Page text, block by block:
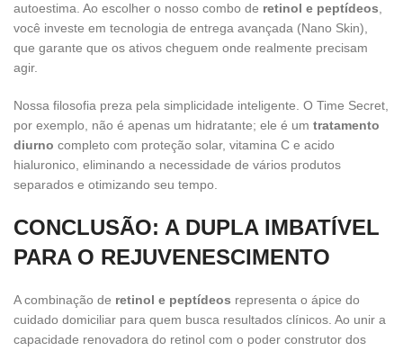
autoestima. Ao escolher o nosso combo de retinol e peptídeos,
você investe em tecnologia de entrega avançada (Nano Skin),
que garante que os ativos cheguem onde realmente precisam
agir.
Nossa filosofia preza pela simplicidade inteligente. O Time Secret,
por exemplo, não é apenas um hidratante; ele é um tratamento
diurno completo com proteção solar, vitamina C e acido
hialuronico, eliminando a necessidade de vários produtos
separados e otimizando seu tempo.
CONCLUSÃO: A DUPLA IMBATÍVEL
PARA O REJUVENESCIMENTO
A combinação de retinol e peptídeos representa o ápice do
cuidado domiciliar para quem busca resultados clínicos. Ao unir a
capacidade renovadora do retinol com o poder construtor dos